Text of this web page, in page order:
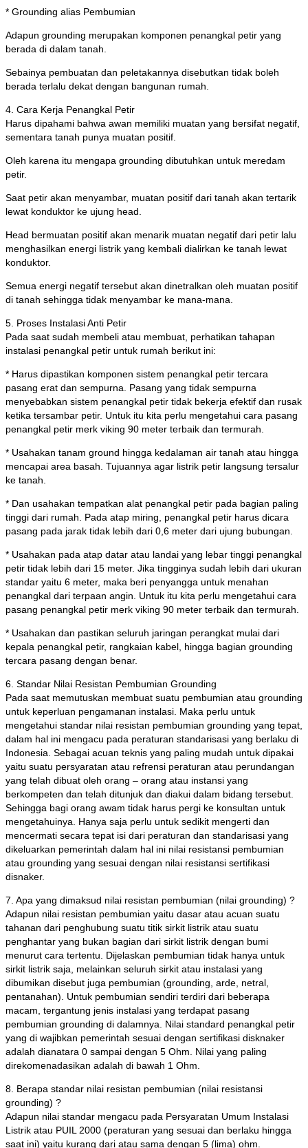
* Grounding alias Pembumian
Adapun grounding merupakan komponen penangkal petir yang
berada di dalam tanah.
Sebainya pembuatan dan peletakannya disebutkan tidak boleh
berada terlalu dekat dengan bangunan rumah.
4. Cara Kerja Penangkal Petir
Harus dipahami bahwa awan memiliki muatan yang bersifat negatif,
sementara tanah punya muatan positif.
Oleh karena itu mengapa grounding dibutuhkan untuk meredam
petir.
Saat petir akan menyambar, muatan positif dari tanah akan tertarik
lewat konduktor ke ujung head.
Head bermuatan positif akan menarik muatan negatif dari petir lalu
menghasilkan energi listrik yang kembali dialirkan ke tanah lewat
konduktor.
Semua energi negatif tersebut akan dinetralkan oleh muatan positif
di tanah sehingga tidak menyambar ke mana-mana.
5. Proses Instalasi Anti Petir
Pada saat sudah membeli atau membuat, perhatikan tahapan
instalasi penangkal petir untuk rumah berikut ini:
* Harus dipastikan komponen sistem penangkal petir tercara
pasang erat dan sempurna. Pasang yang tidak sempurna
menyebabkan sistem penangkal petir tidak bekerja efektif dan rusak
ketika tersambar petir. Untuk itu kita perlu mengetahui cara pasang
penangkal petir merk viking 90 meter terbaik dan termurah.
* Usahakan tanam ground hingga kedalaman air tanah atau hingga
mencapai area basah. Tujuannya agar listrik petir langsung tersalur
ke tanah.
* Dan usahakan tempatkan alat penangkal petir pada bagian paling
tinggi dari rumah. Pada atap miring, penangkal petir harus dicara
pasang pada jarak tidak lebih dari 0,6 meter dari ujung bubungan.
* Usahakan pada atap datar atau landai yang lebar tinggi penangkal
petir tidak lebih dari 15 meter. Jika tingginya sudah lebih dari ukuran
standar yaitu 6 meter, maka beri penyangga untuk menahan
penangkal dari terpaan angin. Untuk itu kita perlu mengetahui cara
pasang penangkal petir merk viking 90 meter terbaik dan termurah.
* Usahakan dan pastikan seluruh jaringan perangkat mulai dari
kepala penangkal petir, rangkaian kabel, hingga bagian grounding
tercara pasang dengan benar.
6. Standar Nilai Resistan Pembumian Grounding
Pada saat memutuskan membuat suatu pembumian atau grounding
untuk keperluan pengamanan instalasi. Maka perlu untuk
mengetahui standar nilai resistan pembumian grounding yang tepat,
dalam hal ini mengacu pada peraturan standarisasi yang berlaku di
Indonesia. Sebagai acuan teknis yang paling mudah untuk dipakai
yaitu suatu persyaratan atau refrensi peraturan atau perundangan
yang telah dibuat oleh orang – orang atau instansi yang
berkompeten dan telah ditunjuk dan diakui dalam bidang tersebut.
Sehingga bagi orang awam tidak harus pergi ke konsultan untuk
mengetahuinya. Hanya saja perlu untuk sedikit mengerti dan
mencermati secara tepat isi dari peraturan dan standarisasi yang
dikeluarkan pemerintah dalam hal ini nilai resistansi pembumian
atau grounding yang sesuai dengan nilai resistansi sertifikasi
disnaker.
7. Apa yang dimaksud nilai resistan pembumian (nilai grounding) ?
Adapun nilai resistan pembumian yaitu dasar atau acuan suatu
tahanan dari penghubung suatu titik sirkit listrik atau suatu
penghantar yang bukan bagian dari sirkit listrik dengan bumi
menurut cara tertentu. Dijelaskan pembumian tidak hanya untuk
sirkit listrik saja, melainkan seluruh sirkit atau instalasi yang
dibumikan disebut juga pembumian (grounding, arde, netral,
pentanahan). Untuk pembumian sendiri terdiri dari beberapa
macam, tergantung jenis instalasi yang terdapat pasang
pembumian grounding di dalamnya. Nilai standard penangkal petir
yang di wajibkan pemerintah sesuai dengan sertifikasi disknaker
adalah dianatara 0 sampai dengan 5 Ohm. Nilai yang paling
direkomenadasikan adalah di bawah 1 Ohm.
8. Berapa standar nilai resistan pembumian (nilai resistansi
grounding) ?
Adapun nilai standar mengacu pada Persyaratan Umum Instalasi
Listrik atau PUIL 2000 (peraturan yang sesuai dan berlaku hingga
saat ini) yaitu kurang dari atau sama dengan 5 (lima) ohm.